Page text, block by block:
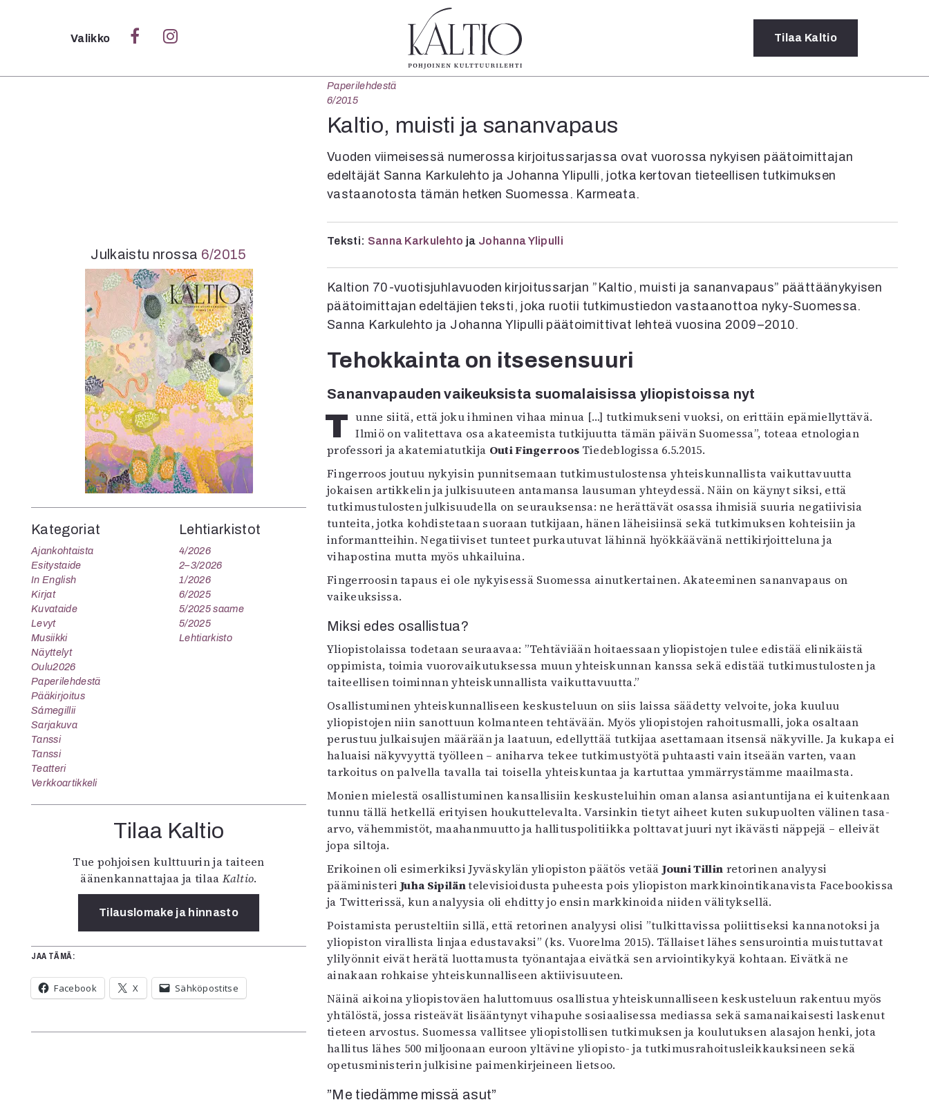
Sulje
Kategoriat
Verkkoartikkeli
Teatteri
Tanssi
Tanssi
Sarjakuva
Sámegillii
Pääkirjoitus
Paperilehdestä
Näyttelyt
Musiikki
Levyt
Kuvataide
In English
Esitystaide
Arkisto
4/2026
2–3/2026
1/2026
6/2025
5/2025 saame
5/2025
Lehtiarkisto
Tilaus ja
irtonumerot
Yhteistyössä
Toimitus
Mediatiedot
Kaltio ry
Valikko Tilaa Kaltio
Paperilehdestä
6/2015
Kaltio, muisti ja sananvapaus
Vuoden viimeisessä numerossa kirjoitussarjassa ovat vuorossa nykyisen päätoimittajan
edeltäjät Sanna Karkulehto ja Johanna Ylipulli, jotka kertovan tieteellisen tutkimuksen
vastaanotosta tämän hetken Suomessa. Karmeata.
Teksti: Sanna Karkulehto ja Johanna Ylipulli
Kaltion 70-vuotisjuhlavuoden kirjoitussarjan ”Kaltio, muisti ja sananvapaus” päättäänykyisen
päätoimittajan edeltäjien teksti, joka ruotii tutkimustiedon vastaanottoa nyky-Suomessa.
Sanna Karkulehto ja Johanna Ylipulli päätoimittivat lehteä vuosina 2009–2010.
Tehokkainta on itsesensuuri
Sananvapauden vaikeuksista suomalaisissa yliopistoissa nyt
Tunne siitä, että joku ihminen vihaa minua […] tutkimukseni vuoksi, on erittäin epämiellyttävä. Ilmiö on valitettava osa akateemista tutkijuutta tämän päivän Suomessa”, toteaa etnologian
professori ja akatemiatutkija Outi Fingerroos Tiedeblogissa 6.5.2015.
Fingerroos joutuu nykyisin punnitsemaan tutkimustulostensa yhteiskunnallista vaikuttavuutta
jokaisen artikkelin ja julkisuuteen antamansa lausuman yhteydessä. Näin on käynyt siksi, että
tutkimustulosten julkisuudella on seurauksensa: ne herättävät osassa ihmisiä suuria negatiivisia
tunteita, jotka kohdistetaan suoraan tutkijaan, hänen läheisiinsä sekä tutkimuksen kohteisiin ja
informantteihin. Negatiiviset tunteet purkautuvat lähinnä hyökkäävänä nettikirjoitteluna ja
vihapostina mutta myös uhkailuina.
Fingerroosin tapaus ei ole nykyisessä Suomessa ainutkertainen. Akateeminen sananvapaus on
vaikeuksissa.
Miksi edes osallistua?
Yliopistolaissa todetaan seuraavaa: ”Tehtäviään hoitaessaan yliopistojen tulee edistää elinikäistä
oppimista, toimia vuorovaikutuksessa muun yhteiskunnan kanssa sekä edistää tutkimustulosten ja
taiteellisen toiminnan yhteiskunnallista vaikuttavuutta.”
Osallistuminen yhteiskunnalliseen keskusteluun on siis laissa säädetty velvoite, joka kuuluu
yliopistojen niin sanottuun kolmanteen tehtävään. Myös yliopistojen rahoitusmalli, joka osaltaan
perustuu julkaisujen määrään ja laatuun, edellyttää tutkijaa asettamaan itsensä näkyville. Ja kukapa ei
haluaisi näkyvyyttä työlleen – aniharva tekee tutkimustyötä puhtaasti vain itseään varten, vaan
tarkoitus on palvella tavalla tai toisella yhteiskuntaa ja kartuttaa ymmärrystämme maailmasta.
Monien mielestä osallistuminen kansallisiin keskusteluihin oman alansa asiantuntijana ei kuitenkaan
tunnu tällä hetkellä erityisen houkuttelevalta. Varsinkin tietyt aiheet kuten sukupuolten välinen tasa-
arvo, vähemmistöt, maahanmuutto ja hallituspolitiikka polttavat juuri nyt ikävästi näppejä – elleivät
jopa siltoja.
Erikoinen oli esimerkiksi Jyväskylän yliopiston päätös vetää Jouni Tillin retorinen analyysi
pääministeriJuha Sipiläntelevisioidusta puheesta pois yliopiston markkinointikanavista Facebookissa
ja Twitterissä, kun analyysia oli ehditty jo ensin markkinoida niiden välityksellä.
Poistamista perusteltiin sillä, että retorinen analyysi olisi ”tulkittavissa poliittiseksi kannanotoksi ja
yliopiston virallista linjaa edustavaksi” (ks. Vuorelma 2015). Tällaiset lähes sensurointia muistuttavat
ylilyönnit eivät herätä luottamusta työnantajaa eivätkä sen arviointikykyä kohtaan. Eivätkä ne
ainakaan rohkaise yhteiskunnalliseen aktiivisuuteen.
Näinä aikoina yliopistoväen haluttomuus osallistua yhteiskunnalliseen keskusteluun rakentuu myös
yhtälöstä, jossa risteävät lisääntynyt vihapuhe sosiaalisessa mediassa sekä samanaikaisesti laskenut
tieteen arvostus. Suomessa vallitsee yliopistollisen tutkimuksen ja koulutuksen alasajon henki, jota
hallitus lähes 500 miljoonaan euroon yltävine yliopisto- ja tutkimusrahoitusleikkauksineen sekä
opetusministerin julkisine paimenkirjeineen lietsoo.
”Me tiedämme missä asut”
Julkaistu nrossa 6/2015
Kategoriat
Ajankohtaista
Esitystaide
In English
Kirjat
Kuvataide
Levyt
Musiikki
Näyttelyt
Oulu2026
Paperilehdestä
Pääkirjoitus
Sámegillii
Sarjakuva
Tanssi
Tanssi
Teatteri
Verkkoartikkeli
Lehtiarkistot
4/2026
2–3/2026
1/2026
6/2025
5/2025 saame
5/2025
Lehtiarkisto
Tilaa Kaltio
Tue pohjoisen kulttuurin ja taiteen
äänenkannattajaa ja tilaa Kaltio.
Tilauslomake ja hinnasto
JAA TÄMÄ:
Facebook X Sähköpostitse